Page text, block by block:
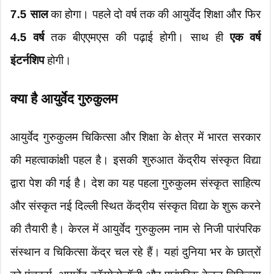
7.5 सालका होगा। पहले दो वर्ष तक की आयुर्वेद शिक्षा और फिर
4.5 वर्षतक बीएएमएस की पढ़ाई होगी। साथ हीएक वर्ष
इंटर्नशिपहोगी।
क्या है आयुर्वेद गुरुकुलम
आयुर्वेद गुरुकुलम चिकित्सा और शिक्षा के क्षेत्र में भारत सरकार
की महत्वाकांक्षी पहल है। इसकी शुरुआत केंद्रीय संस्कृत विद्या
द्वारा पेश की गई है। देश का यह पहला गुरुकुलम संस्कृत साहित्य
और संस्कृत नई दिल्ली स्थित केंद्रीय संस्कृत विद्या के शुरू करने
की तैयारी है। केरल में आयुर्वेद गुरुकुलम नाम से निजी पारंपरिक
संस्थान व चिकित्सा केंद्र चल रहे हैं। यहां दुनिया भर के छात्रों